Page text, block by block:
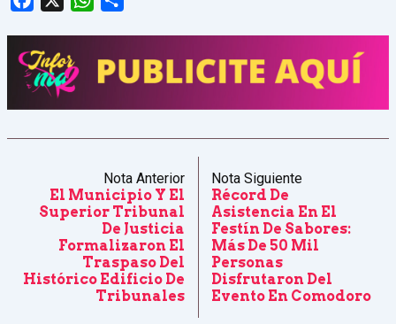
Nota Anterior
El Municipio Y El
Superior Tribunal
De Justicia
Formalizaron El
Traspaso Del
Histórico Edificio De
Tribunales
Nota Siguiente
Récord De
Asistencia En El
Festín De Sabores:
Más De 50 Mil
Personas
Disfrutaron Del
Evento En Comodoro